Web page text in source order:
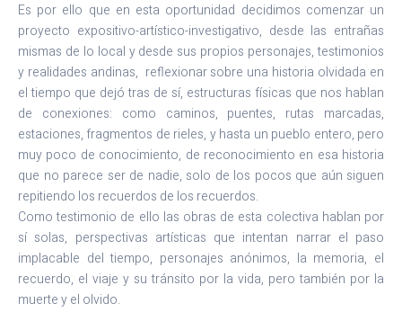
Es por ello que en esta oportunidad decidimos comenzar un
proyecto expositivo-artístico-investigativo, desde las entrañas
mismas de lo local y desde sus propios personajes, testimonios
y realidades andinas, reflexionar sobre una historia olvidada en
el tiempo que dejó tras de sí, estructuras físicas que nos hablan
de conexiones: como caminos, puentes, rutas marcadas,
estaciones, fragmentos de rieles, y hasta un pueblo entero, pero
muy poco de conocimiento, de reconocimiento en esa historia
que no parece ser de nadie, solo de los pocos que aún siguen
repitiendo los recuerdos de los recuerdos.
Como testimonio de ello las obras de esta colectiva hablan por
sí solas, perspectivas artísticas que intentan narrar el paso
implacable del tiempo, personajes anónimos, la memoria, el
recuerdo, el viaje y su tránsito por la vida, pero también por la
muerte y el olvido.